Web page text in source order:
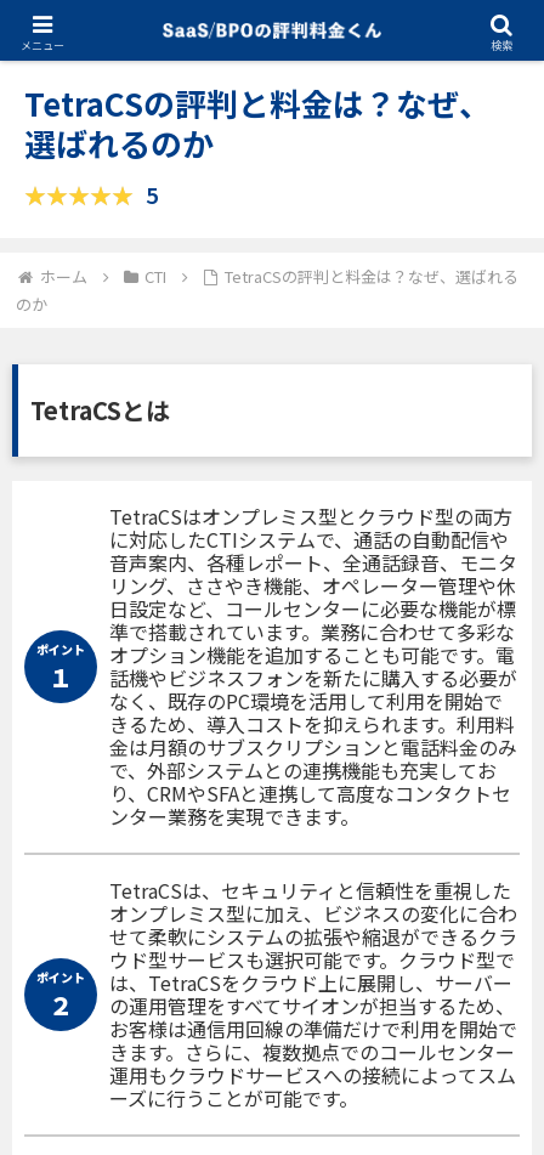
CTI 10.07.2025
TetraCSの評判と料金は？なぜ、
選ばれるのか
5
ホーム CTI
TetraCSの評判と料金は？なぜ、選ばれる
のか
TetraCSとは
ポイント
１
TetraCSはオンプレミス型とクラウド型の両方
に対応したCTIシステムで、通話の自動配信や
音声案内、各種レポート、全通話録音、モニタ
リング、ささやき機能、オペレーター管理や休
日設定など、コールセンターに必要な機能が標
準で搭載されています。業務に合わせて多彩な
オプション機能を追加することも可能です。電
話機やビジネスフォンを新たに購入する必要が
なく、既存のPC環境を活用して利用を開始で
きるため、導入コストを抑えられます。利用料
金は月額のサブスクリプションと電話料金のみ
で、外部システムとの連携機能も充実してお
り、CRMやSFAと連携して高度なコンタクトセ
ンター業務を実現できます。
ポイント
２
TetraCSは、セキュリティと信頼性を重視した
オンプレミス型に加え、ビジネスの変化に合わ
せて柔軟にシステムの拡張や縮退ができるクラ
ウド型サービスも選択可能です。クラウド型で
は、TetraCSをクラウド上に展開し、サーバー
の運用管理をすべてサイオンが担当するため、
お客様は通信用回線の準備だけで利用を開始で
きます。さらに、複数拠点でのコールセンター
運用もクラウドサービスへの接続によってスム
ーズに行うことが可能です。
メニュー 検索